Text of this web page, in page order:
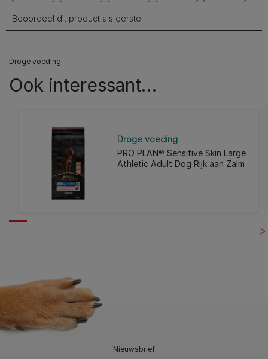
Droge voeding
Ook interessant…​
Droge voeding
PRO PLAN® Sensitive Skin Large
Athletic Adult Dog Rijk aan Zalm
Nieuwsbrief